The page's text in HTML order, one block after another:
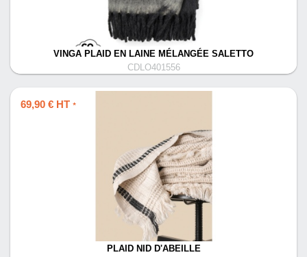
VINGA PLAID EN LAINE MÉLANGÉE SALETTO
CDLO401556
69,90 € HT *
PLAID NID D'ABEILLE